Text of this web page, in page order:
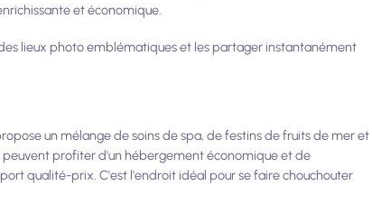
et économique.
lieux photo emblématiques et les partager instantanément
un mélange de soins de spa, de festins de fruits de mer et
peuvent profiter d'un hébergement économique et de
qualité-prix. C'est l'endroit idéal pour se faire chouchouter